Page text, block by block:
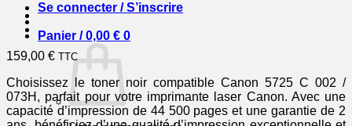
Se connecter / S’inscrire
Panier /0,00 € 0
159,00 € TTC
Choisissez le toner noir compatible Canon 5725 C 002 /
073H, parfait pour votre imprimante laser Canon. Avec une
capacité d’impression de 44 500 pages et une garantie de 2